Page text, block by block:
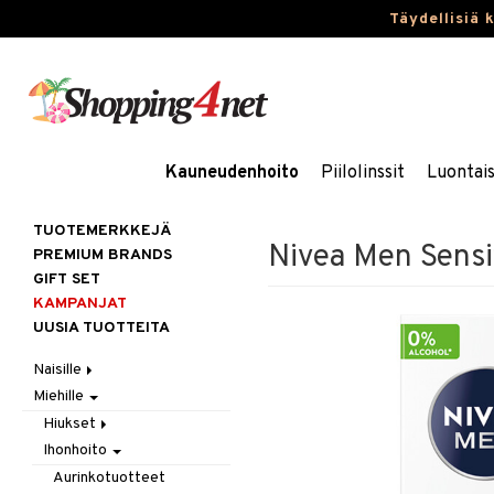
Täydellisiä
Kauneudenhoito Piilolinssit
Nivea Men
TUOTEMERKKEJÄ
PREMIUM BRANDS
GIFT SET
KAMPANJAT
UUSIA TUOTTEITA
Naisille
Hiukset
Gift Set
Harjat / Kammat
Hiuskuurit
Ihonhoito
Aurinkotuotteet
Erikoistuotteet
Korut
Kaulakorut
Kosmetiikka
Miehille
Hiukset
Hiustenlähtö
Hiusväri
Ihonhoito
Aurinkotuotteet